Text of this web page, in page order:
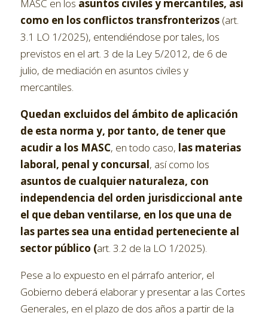
MASC en los asuntos civiles y mercantiles, así
como en los conflictos transfronterizos (art.
3.1 LO 1/2025), entendiéndose por tales, los
previstos en el art. 3 de la Ley 5/2012, de 6 de
julio, de mediación en asuntos civiles y
mercantiles.
Quedan excluidos del ámbito de aplicación
de esta norma y, por tanto, de tener que
acudir a los MASC, en todo caso, las materias
laboral, penal y concursal, así como los
asuntos de cualquier naturaleza, con
independencia del orden jurisdiccional ante
el que deban ventilarse, en los que una de
las partes sea una entidad perteneciente al
sector público (art. 3.2 de la LO 1/2025).
Pese a lo expuesto en el párrafo anterior, el
Gobierno deberá elaborar y presentar a las Cortes
Generales, en el plazo de dos años a partir de la